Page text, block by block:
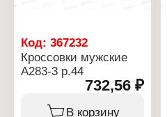
Код: 367232
Кроссовки мужские
А283-3 р.44
732,56 ₽
В корзину